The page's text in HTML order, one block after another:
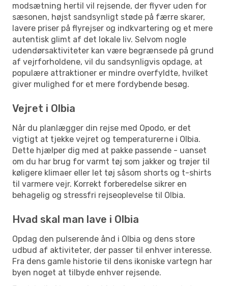
modsætning hertil vil rejsende, der flyver uden for
sæsonen, højst sandsynligt støde på færre skarer,
lavere priser på flyrejser og indkvartering og et mere
autentisk glimt af det lokale liv. Selvom nogle
udendørsaktiviteter kan være begrænsede på grund
af vejrforholdene, vil du sandsynligvis opdage, at
populære attraktioner er mindre overfyldte, hvilket
giver mulighed for et mere fordybende besøg.
Vejret i Olbia
Når du planlægger din rejse med Opodo, er det
vigtigt at tjekke vejret og temperaturerne i Olbia.
Dette hjælper dig med at pakke passende - uanset
om du har brug for varmt tøj som jakker og trøjer til
køligere klimaer eller let tøj såsom shorts og t-shirts
til varmere vejr. Korrekt forberedelse sikrer en
behagelig og stressfri rejseoplevelse til Olbia.
Hvad skal man lave i Olbia
Opdag den pulserende ånd i Olbia og dens store
udbud af aktiviteter, der passer til enhver interesse.
Fra dens gamle historie til dens ikoniske vartegn har
byen noget at tilbyde enhver rejsende.